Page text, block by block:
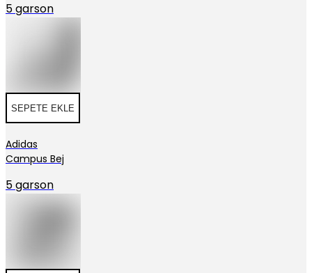
5 garson
SEPETE EKLE
Adidas
Campus Bej
5 garson